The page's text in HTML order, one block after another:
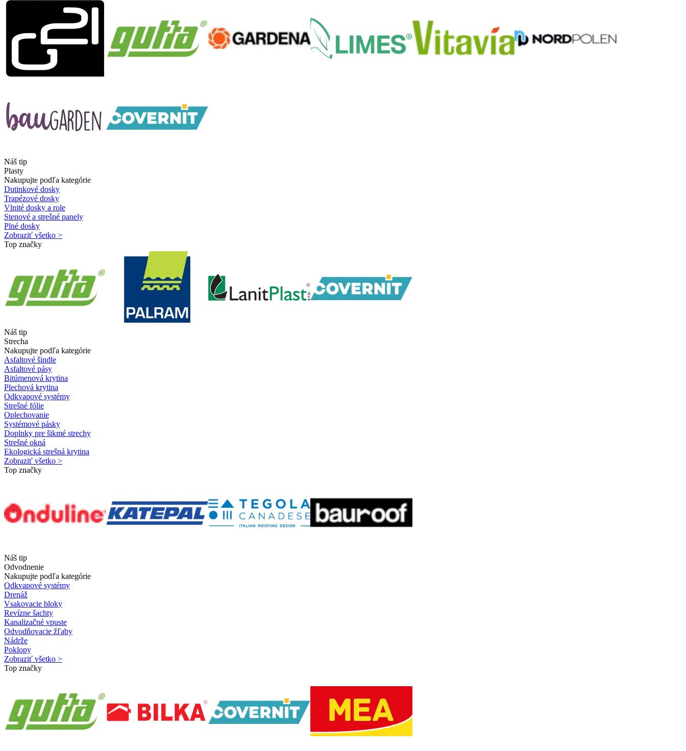
Náš tip
Plasty
Nakupujte podľa kategórie
Dutinkové dosky
Trapézové dosky
Vlnité dosky a role
Stenové a strešné panely
Plné dosky
Zobraziť všetko >
Top značky
Náš tip
Strecha
Nakupujte podľa kategórie
Asfaltové šindle
Asfaltové pásy
Bitúmenová krytina
Plechová krytina
Odkvapové systémy
Strešné fólie
Oplechovanie
Systémové pásky
Doplnky pre šikmé strechy
Strešné okná
Ekologická strešná krytina
Zobraziť všetko >
Top značky
Náš tip
Odvodnenie
Nakupujte podľa kategórie
Odkvapové systémy
Drenáž
Vsakovacie bloky
Revízne šachty
Kanalizačné vpuste
Odvodňovacie žľaby
Nádrže
Poklopy
Zobraziť všetko >
Top značky